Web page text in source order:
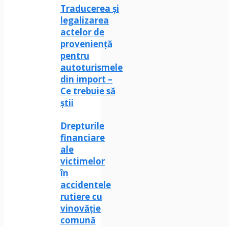
Traducerea și
legalizarea
actelor de
proveniență
pentru
autoturismele
din import –
Ce trebuie să
știi
Drepturile
financiare
ale
victimelor
în
accidentele
rutiere cu
vinovăție
comună